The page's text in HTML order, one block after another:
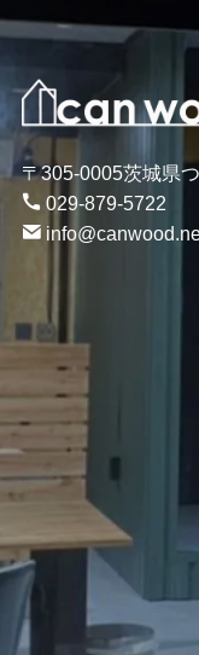
〒305-0005茨城県
029-879-5722